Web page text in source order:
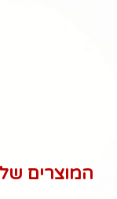
המוצרים